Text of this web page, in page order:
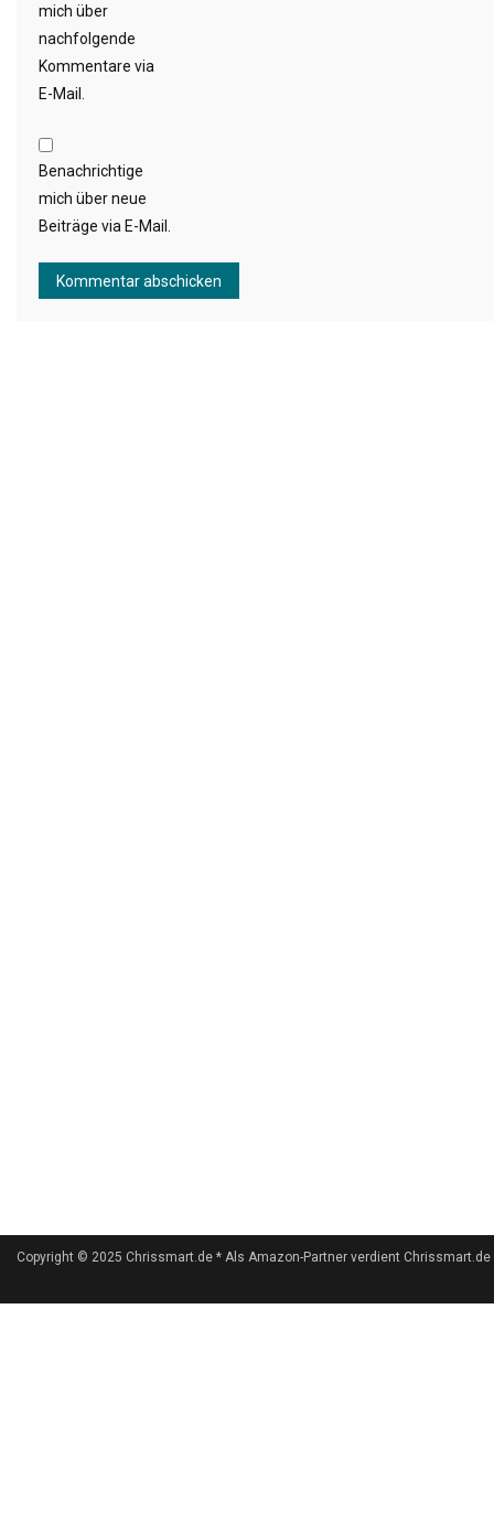
mich über
nachfolgende
Kommentare via
E-Mail.
Benachrichtige
mich über neue
Beiträge via E-Mail.
Copyright © 2025 Chrissmart.de * Als Amazon-Partner verdient